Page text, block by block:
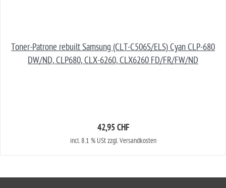
Toner-Patrone rebuilt Samsung (CLT-C506S/ELS) Cyan CLP-680
DW/ND, CLP680, CLX-6260, CLX6260 FD/FR/FW/ND
42,95 CHF
incl. 8.1 % USt zzgl. Versandkosten